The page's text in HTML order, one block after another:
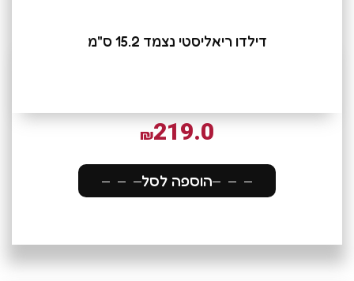
דילדו ריאליסטי נצמד 15.2 ס"מ
₪219.0
הוספה לסל